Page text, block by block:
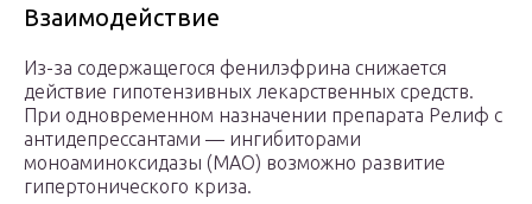
Взаимодействие
Из-за содержащегося фенилэфрина снижается
действие гипотензивных лекарственных средств.
При одновременном назначении препарата Релиф с
антидепрессантами — ингибиторами
моноаминоксидазы (МАО) возможно развитие
гипертонического криза.